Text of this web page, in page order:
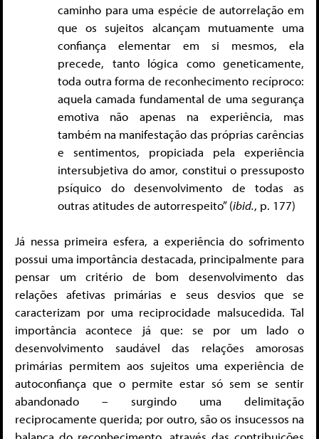
caminho para uma espécie de autorrelação em
que os sujeitos alcançam mutuamente uma
confiança elementar em si mesmos, ela
precede, tanto lógica como geneticamente,
toda outra forma de reconhecimento recíproco:
aquela camada fundamental de uma segurança
emotiva não apenas na experiência, mas
também na manifestação das próprias carências
e sentimentos, propiciada pela experiência
intersubjetiva do amor, constitui o pressuposto
psíquico do desenvolvimento de todas as
outras atitudes de autorrespeito” (ibid., p. 177)
Já nessa primeira esfera, a experiência do sofrimento
possui uma importância destacada, principalmente para
pensar um critério de bom desenvolvimento das
relações afetivas primárias e seus desvios que se
caracterizam por uma reciprocidade malsucedida. Tal
importância acontece já que: se por um lado o
desenvolvimento saudável das relações amorosas
primárias permitem aos sujeitos uma experiência de
autoconfiança que o permite estar só sem se sentir
abandonado – surgindo uma delimitação
reciprocamente querida; por outro, são os insucessos na